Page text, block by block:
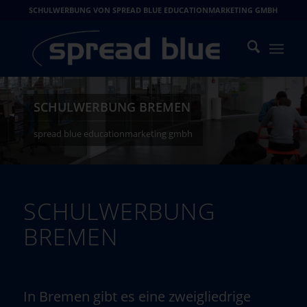
SCHULWERBUNG VON SPREAD BLUE EDUCATIONMARKETING GMBH
SCHULWERBUNG BREMEN
spread blue educationmarketing gmbh
SCHULWERBUNG
BREMEN
In Bremen gibt es eine zweigliedrige